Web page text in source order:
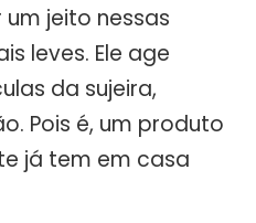
jeito nessas
leves. Ele age
da sujeira,
Pois é, um produto
já tem em casa